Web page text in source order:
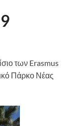
των Erasmus
Πάρκο Νέας